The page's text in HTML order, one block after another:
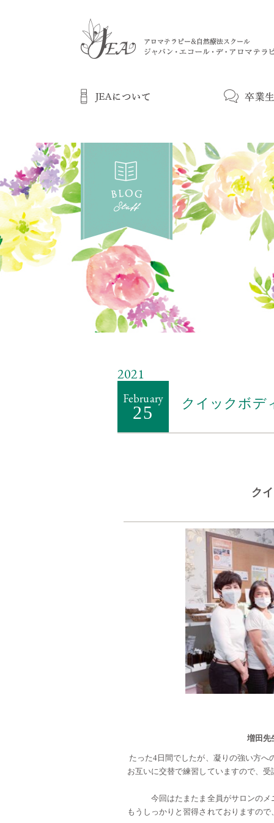
2021
February
25 クイックボデ
ク
増田先
たった4日間でしたが、凝りの強い方
お互いに交替で練習していますので、
今回はたまたま全員がサロンの
もうしっかりと習得されておりますの